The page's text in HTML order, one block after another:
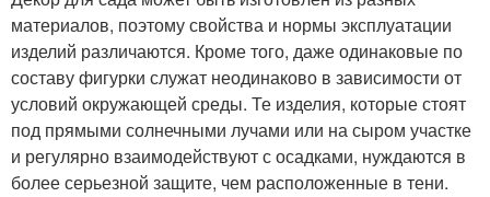
материалов, поэтому свойства и нормы эксплуатации
изделий различаются. Кроме того, даже одинаковые по
составу фигурки служат неодинаково в зависимости от
условий окружающей среды. Те изделия, которые стоят
под прямыми солнечными лучами или на сыром участке
и регулярно взаимодействуют с осадками, нуждаются в
более серьезной защите, чем расположенные в тени.